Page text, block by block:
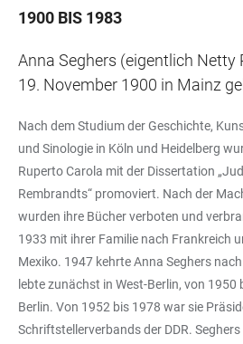
1900 BIS 1983
Anna Seghers (eigentlich Netty
19. November 1900 in Mainz
Nach dem Studium der Geschichte,
und Sinologie in Köln und Heidelberg
Ruperto Carola mit der Dissertation
Rembrandts“ promoviert. Nach der
wurden ihre Bücher verboten und
1933 mit ihrer Familie nach Frankreich
Mexiko. 1947 kehrte Anna Seghers
lebte zunächst in West-Berlin, von 1950
Berlin. Von 1952 bis 1978 war sie
Schriftstellerverbands der DDR.